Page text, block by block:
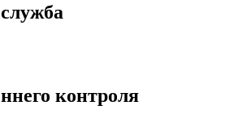
контроля